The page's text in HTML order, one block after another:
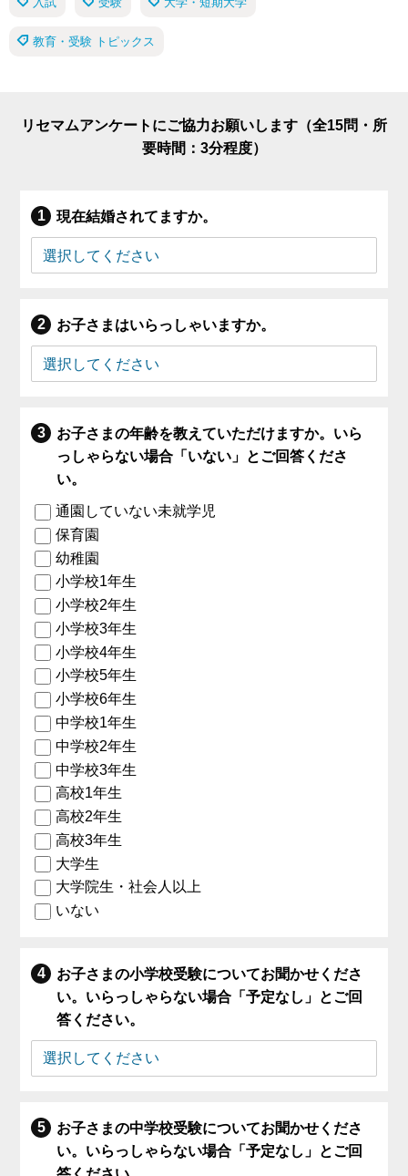
教育・受験 トピックス
リセマムアンケートにご協力お願いします（全15問・所
要時間：3分程度）
現在結婚されてますか。
お子さまはいらっしゃいますか。
お子さまの年齢を教えていただけますか。いら
っしゃらない場合「いない」とご回答くださ
い。
通園していない未就学児
保育園
幼稚園
小学校1年生
小学校2年生
小学校3年生
小学校4年生
小学校5年生
小学校6年生
中学校1年生
中学校2年生
中学校3年生
高校1年生
高校2年生
高校3年生
大学生
大学院生・社会人以上
いない
お子さまの小学校受験についてお聞かせくださ
い。いらっしゃらない場合「予定なし」とご回
答ください。
お子さまの中学校受験についてお聞かせくださ
い。いらっしゃらない場合「予定なし」とご回